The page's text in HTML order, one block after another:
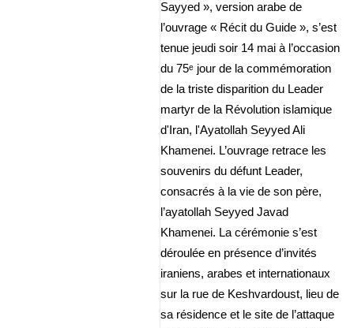
Sayyed », version arabe de
l’ouvrage « Récit du Guide », s’est
tenue jeudi soir 14 mai à l’occasion
du 75ᵉ jour de la commémoration
de la triste disparition du Leader
martyr de la Révolution islamique
d'Iran, l'Ayatollah Seyyed Ali
Khamenei. L’ouvrage retrace les
souvenirs du défunt Leader,
consacrés à la vie de son père,
l’ayatollah Seyyed Javad
Khamenei. La cérémonie s’est
déroulée en présence d’invités
iraniens, arabes et internationaux
sur la rue de Keshvardoust, lieu de
sa résidence et le site de l’attaque